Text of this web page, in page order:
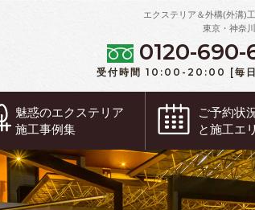
エクステリア＆外構(外溝)
東京・神奈
0120-690-
受付時間 10:00-20:00 [毎日
魅惑のエクステリア
施工事例集
ご予約状
と施工エ